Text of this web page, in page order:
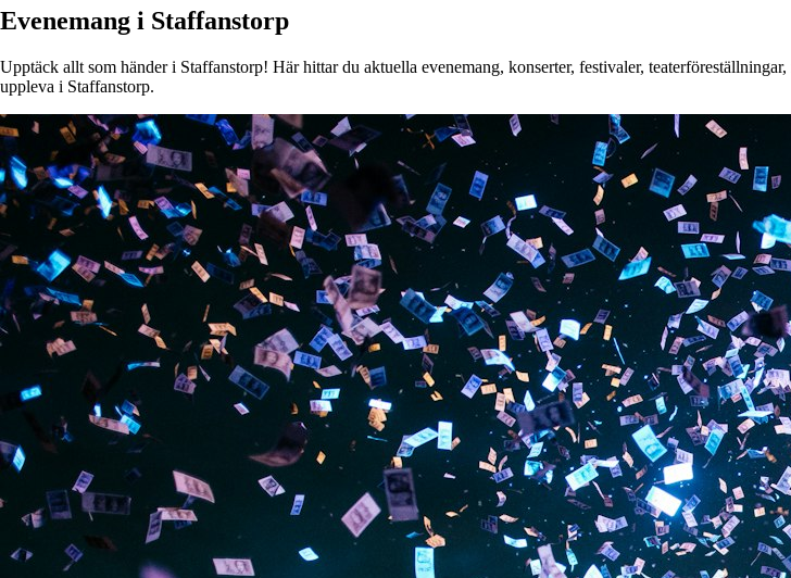
Evenemang i Staffanstorp
Upptäck allt som händer i Staffanstorp! Här hittar du aktuella evenemang, konserter, festivaler,
uppleva i Staffanstorp.